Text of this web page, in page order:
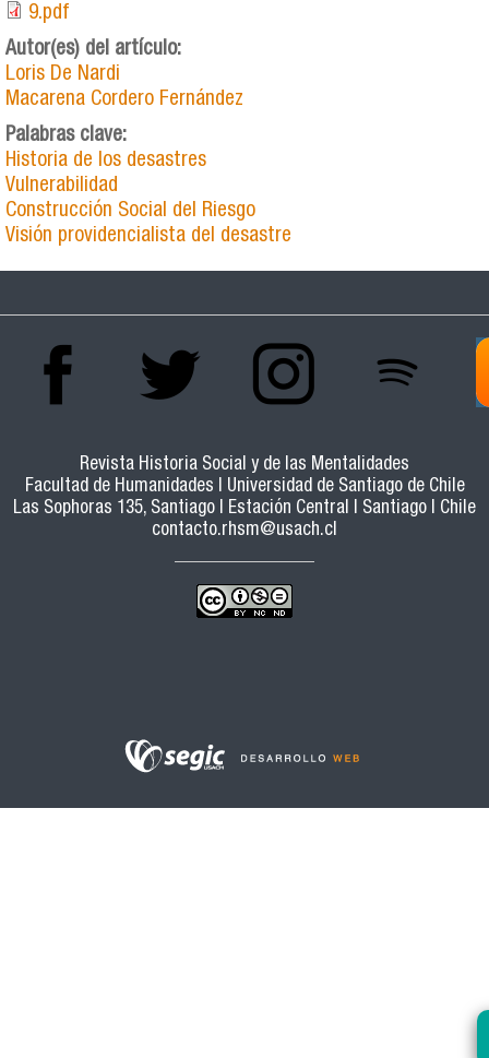
9.pdf
Autor(es) del artículo:
Loris De Nardi
Macarena Cordero Fernández
Palabras clave:
Historia de los desastres
Vulnerabilidad
Construcción Social del Riesgo
Visión providencialista del desastre
Revista Historia Social y de las Mentalidades
Facultad de Humanidades | Universidad de Santiago de Chile
Las Sophoras 135, Santiago | Estación Central | Santiago | Chile
contacto.rhsm@usach.cl